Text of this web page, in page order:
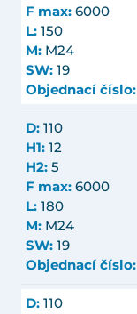
F max: 6000
L: 150
M: M24
SW: 19
Objednací číslo:
D: 110
H1: 12
H2: 5
F max: 6000
L: 180
M: M24
SW: 19
Objednací číslo:
D: 110